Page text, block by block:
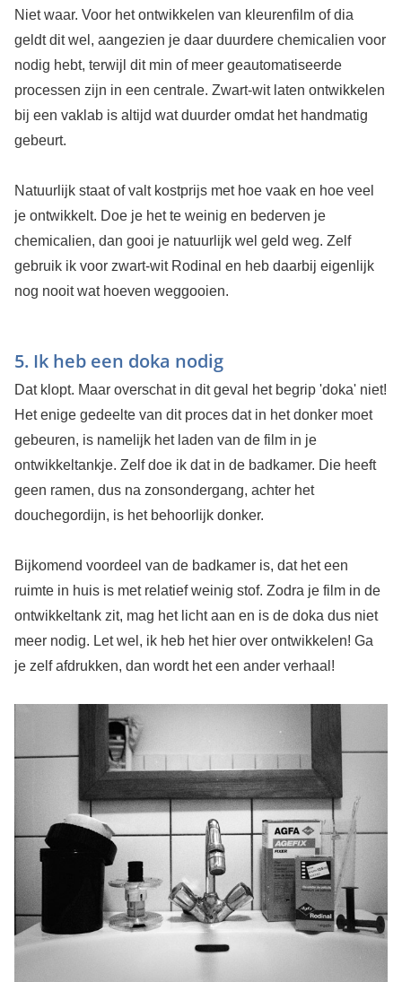
Niet waar. Voor het ontwikkelen van kleurenfilm of dia
geldt dit wel, aangezien je daar duurdere chemicalien voor
nodig hebt, terwijl dit min of meer geautomatiseerde
processen zijn in een centrale. Zwart-wit laten ontwikkelen
bij een vaklab is altijd wat duurder omdat het handmatig
gebeurt.
Natuurlijk staat of valt kostprijs met hoe vaak en hoe veel
je ontwikkelt. Doe je het te weinig en bederven je
chemicalien, dan gooi je natuurlijk wel geld weg. Zelf
gebruik ik voor zwart-wit Rodinal en heb daarbij eigenlijk
nog nooit wat hoeven weggooien.
5. Ik heb een doka nodig
Dat klopt. Maar overschat in dit geval het begrip 'doka' niet!
Het enige gedeelte van dit proces dat in het donker moet
gebeuren, is namelijk het laden van de film in je
ontwikkeltankje. Zelf doe ik dat in de badkamer. Die heeft
geen ramen, dus na zonsondergang, achter het
douchegordijn, is het behoorlijk donker.
Bijkomend voordeel van de badkamer is, dat het een
ruimte in huis is met relatief weinig stof. Zodra je film in de
ontwikkeltank zit, mag het licht aan en is de doka dus niet
meer nodig. Let wel, ik heb het hier over ontwikkelen! Ga
je zelf afdrukken, dan wordt het een ander verhaal!